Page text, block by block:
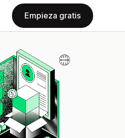
Empieza gratis